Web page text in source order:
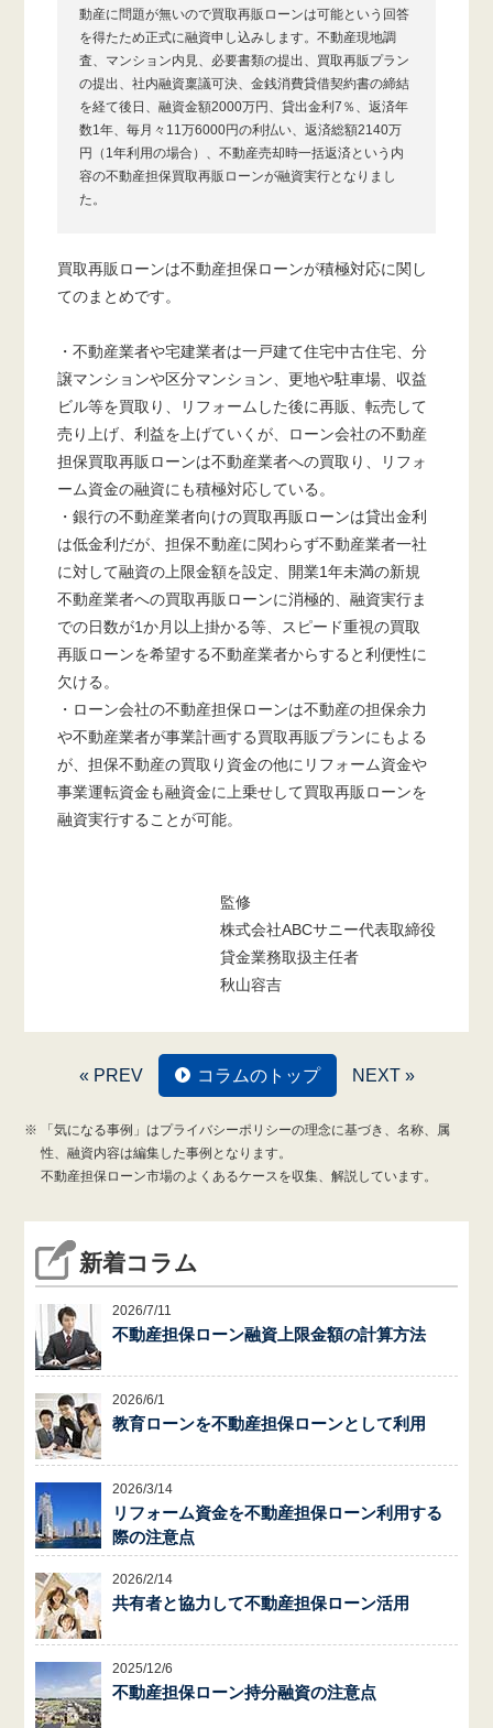
動産に問題が無いので買取再販ローンは可能という回答
を得たため正式に融資申し込みします。不動産現地調
査、マンション内見、必要書類の提出、買取再販プラン
の提出、社内融資稟議可決、金銭消費貸借契約書の締結
を経て後日、融資金額2000万円、貸出金利7％、返済年
数1年、毎月々11万6000円の利払い、返済総額2140万
円（1年利用の場合）、不動産売却時一括返済という内
容の不動産担保買取再販ローンが融資実行となりまし
た。
買取再販ローンは不動産担保ローンが積極対応に関し
てのまとめです。
・不動産業者や宅建業者は一戸建て住宅中古住宅、分
譲マンションや区分マンション、更地や駐車場、収益
ビル等を買取り、リフォームした後に再販、転売して
売り上げ、利益を上げていくが、ローン会社の不動産
担保買取再販ローンは不動産業者への買取り、リフォ
ーム資金の融資にも積極対応している。
・銀行の不動産業者向けの買取再販ローンは貸出金利
は低金利だが、担保不動産に関わらず不動産業者一社
に対して融資の上限金額を設定、開業1年未満の新規
不動産業者への買取再販ローンに消極的、融資実行ま
での日数が1か月以上掛かる等、スピード重視の買取
再販ローンを希望する不動産業者からすると利便性に
欠ける。
・ローン会社の不動産担保ローンは不動産の担保余力
や不動産業者が事業計画する買取再販プランにもよる
が、担保不動産の買取り資金の他にリフォーム資金や
事業運転資金も融資金に上乗せして買取再販ローンを
融資実行することが可能。
監修
株式会社ABCサニー代表取締役
貸金業務取扱主任者
秋山容吉
« PREV コラムのトップ NEXT »
「気になる事例」はプライバシーポリシーの理念に基づき、名称、属
性、融資内容は編集した事例となります。
不動産担保ローン市場のよくあるケースを収集、解説しています。
新着コラム
2026/7/11
不動産担保ローン融資上限金額の計算方法
2026/6/1
教育ローンを不動産担保ローンとして利用
2026/3/14
リフォーム資金を不動産担保ローン利用する
際の注意点
2026/2/14
共有者と協力して不動産担保ローン活用
2025/12/6
不動産担保ローン持分融資の注意点